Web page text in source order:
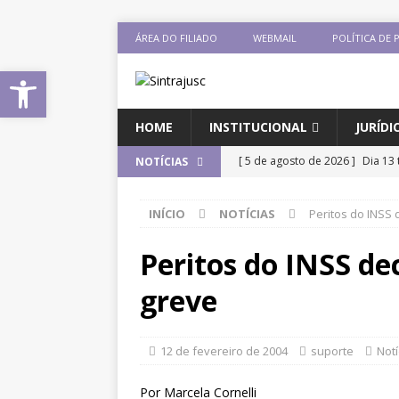
ÁREA DO FILIADO WEBMAIL POLÍTICA DE
HOME INSTITUCIONAL
NOTÍCIAS [ 5 de agosto de 2026 ] Dia 13
[ 5 de agosto de 2026 ] CNJ
magistrados e possibilita
INÍCIO NOTÍCIAS Peritos do
Peritos do INSS
greve
12 de fevereiro de 2004 suporte
Por Marcela Cornelli
Abrir a barra de ferramentas